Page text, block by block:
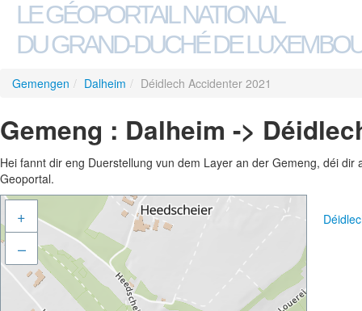
LE GÉOPORTAIL NATIONAL
DU GRAND-DUCHÉ DE
Gemengen / Dalheim / Déidlech Accidenter 2021
Gemeng : Dalheim ->
Hei fannt dir eng Duerstellung vun dem Layer an der Gemeng, déi
Geoportal.
+
–